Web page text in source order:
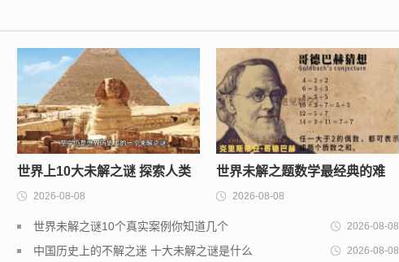
世界上10大未解之谜 探索人类
至今未解的难题
2026-08-08
世界未解之题数学最经典的难
题排行榜
2026-08-08
2026-08-08
世界未解之谜10个真实案例你知道几个
2026-08-08
中国历史上的不解之迷 十大未解之谜是什么